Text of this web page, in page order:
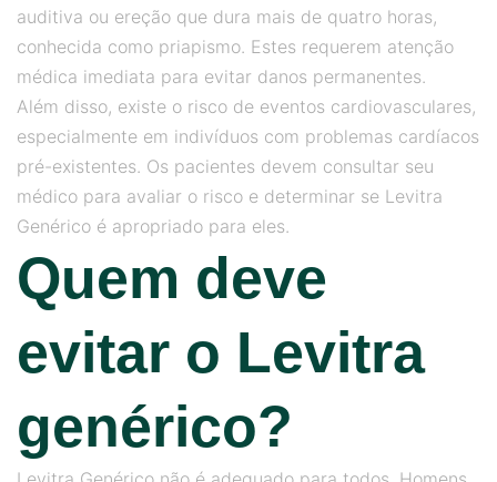
auditiva ou ereção que dura mais de quatro horas,
conhecida como priapismo. Estes requerem atenção
médica imediata para evitar danos permanentes.
Além disso, existe o risco de eventos cardiovasculares,
especialmente em indivíduos com problemas cardíacos
pré-existentes. Os pacientes devem consultar seu
médico para avaliar o risco e determinar se Levitra
Genérico é apropriado para eles.
Quem deve
evitar o Levitra
genérico?